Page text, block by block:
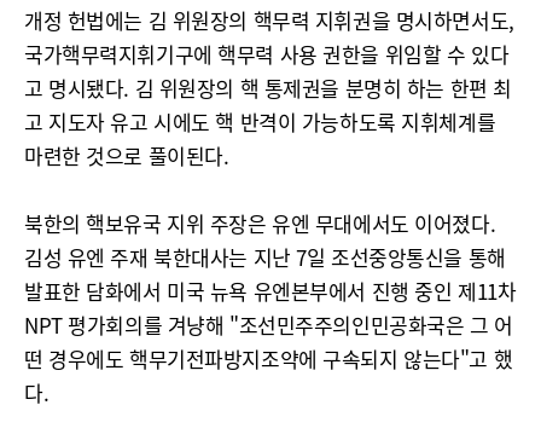
개정 헌법에는 김 위원장의 핵무력 지휘권을 명시하면서도,
국가핵무력지휘기구에 핵무력 사용 권한을 위임할 수 있다
고 명시됐다. 김 위원장의 핵 통제권을 분명히 하는 한편 최
고 지도자 유고 시에도 핵 반격이 가능하도록 지휘체계를
마련한 것으로 풀이된다.
북한의 핵보유국 지위 주장은 유엔 무대에서도 이어졌다.
김성 유엔 주재 북한대사는 지난 7일 조선중앙통신을 통해
발표한 담화에서 미국 뉴욕 유엔본부에서 진행 중인 제11차
NPT 평가회의를 겨냥해 "조선민주주의인민공화국은 그 어
떤 경우에도 핵무기전파방지조약에 구속되지 않는다"고 했
다.